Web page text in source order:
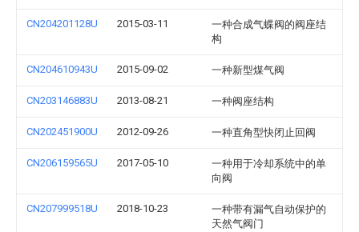
CN204201128U 2015-03-11
一种合成气蝶阀的阀座结
构
CN204610943U 2015-09-02 一种新型煤气阀
CN203146883U 2013-08-21 一种阀座结构
CN202451900U 2012-09-26 一种直角型快闭止回阀
CN206159565U 2017-05-10
一种用于冷却系统中的单
向阀
CN207999518U 2018-10-23
一种带有漏气自动保护的
天然气阀门